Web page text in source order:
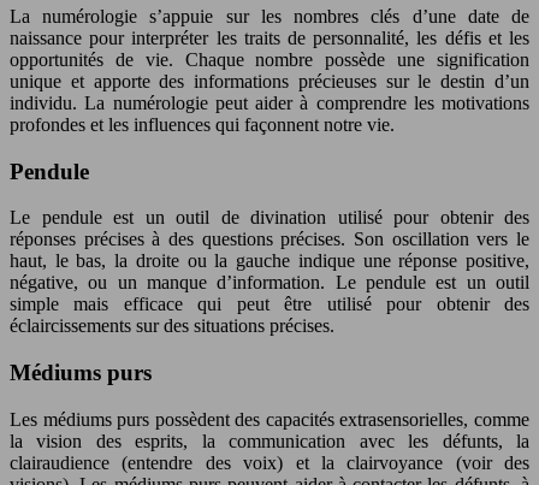
La numérologie s’appuie sur les nombres clés d’une date de
naissance pour interpréter les traits de personnalité, les défis et les
opportunités de vie. Chaque nombre possède une signification
unique et apporte des informations précieuses sur le destin d’un
individu. La numérologie peut aider à comprendre les motivations
profondes et les influences qui façonnent notre vie.
Pendule
Le pendule est un outil de divination utilisé pour obtenir des
réponses précises à des questions précises. Son oscillation vers le
haut, le bas, la droite ou la gauche indique une réponse positive,
négative, ou un manque d’information. Le pendule est un outil
simple mais efficace qui peut être utilisé pour obtenir des
éclaircissements sur des situations précises.
Médiums purs
Les médiums purs possèdent des capacités extrasensorielles, comme
la vision des esprits, la communication avec les défunts, la
clairaudience (entendre des voix) et la clairvoyance (voir des